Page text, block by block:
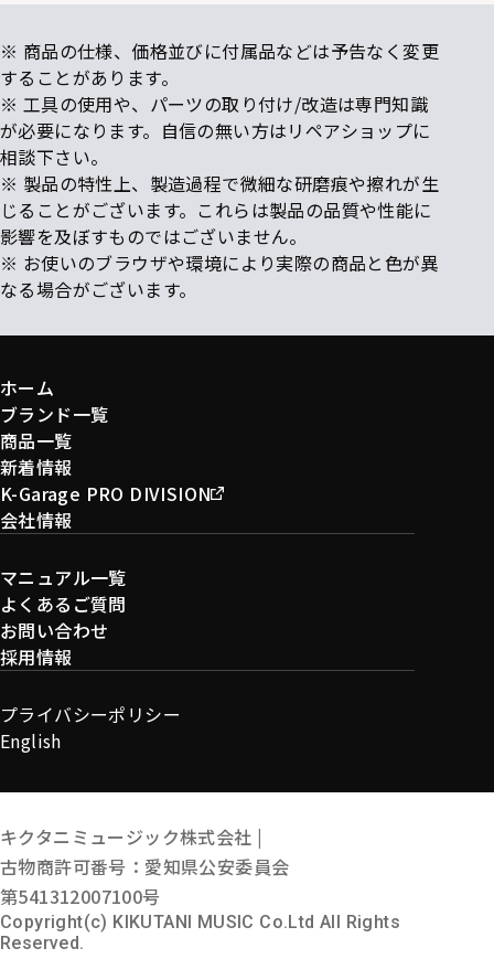
※ 商品の仕様、価格並びに付属品などは予告なく変更
することがあります。
※ 工具の使用や、パーツの取り付け/改造は専門知識
が必要になります。自信の無い方はリペアショップに
相談下さい。
※ 製品の特性上、製造過程で微細な研磨痕や擦れが生
じることがございます。これらは製品の品質や性能に
影響を及ぼすものではございません。
※ お使いのブラウザや環境により実際の商品と色が異
なる場合がございます。
ホーム
ブランド一覧
商品一覧
新着情報
K-Garage PRO DIVISION
会社情報
マニュアル一覧
よくあるご質問
お問い合わせ
採用情報
プライバシーポリシー
English
キクタニミュージック株式会社 |
古物商許可番号：愛知県公安委員会
第541312007100号
Copyright(c) KIKUTANI MUSIC Co.Ltd All Rights
Reserved.